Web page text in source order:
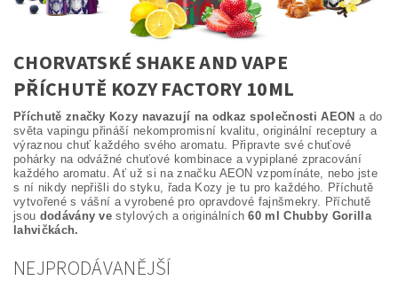
CHORVATSKÉ SHAKE AND VAPE
PŘÍCHUTĚ KOZY FACTORY 10ML
Příchutě značky Kozy navazují na odkaz společnosti AEON a do
světa vapingu přináší nekompromisní kvalitu, originální receptury a
výraznou chuť každého svého aromatu. Připravte své chuťové
pohárky na odvážné chuťové kombinace a vypiplané zpracování
každého aromatu. Ať už si na značku AEON vzpomínáte, nebo jste
s ní nikdy nepřišli do styku, řada Kozy je tu pro každého. Příchutě
vytvořené s vášní a vyrobené pro opravdové fajnšmekry. Příchutě
jsou dodávány ve stylových a originálních60 ml Chubby Gorilla
lahvičkách.
NEJPRODÁVANĚJŠÍ